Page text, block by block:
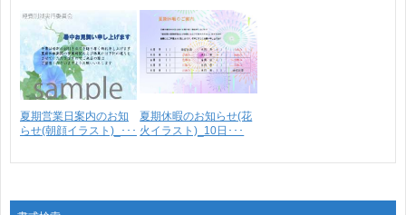
夏期営業日案内のお知
らせ(朝顔イラスト)_･･･
夏期休暇のお知らせ(花
火イラスト)_10日･･･